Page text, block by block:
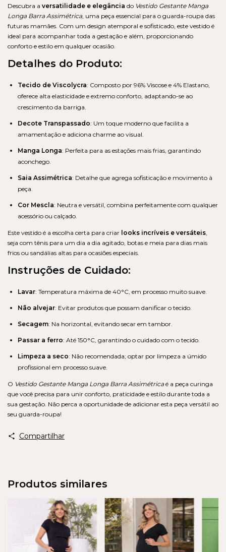
Descubra a versatilidade e elegância do Vestido Gestante Manga
Longa Barra Assimétrica , uma peça essencial para o guarda-roupa das
futuras mamães. Com um design atemporal e sofisticado, este vestido é
ideal para acompanhar toda a gestação e além, proporcionando
conforto e estilo em qualquer ocasião.
Detalhes do Produto:
Tecido de Viscolycra: Composto por 96% Viscose e 4% Elastano,
oferece alta elasticidade e extremo conforto, adaptando-se ao
crescimento da barriga.
Decote Transpassado: Um toque moderno que facilita a
amamentação e adiciona charme ao visual.
Manga Longa: Perfeita para as estações mais frias, garantindo
aconchego.
Saia Assimétrica: Detalhe que agrega sofisticação e movimento à
peça.
Cor Mescla: Neutra e versátil, combina perfeitamente com qualquer
acessório ou calçado.
Este vestido é a escolha certa para criar looks incríveis e versáteis
seja com tênis para um dia a dia agitado, botas e meia para dias mais
frios ou sandálias altas para ocasiões especiais.
Instruções de Cuidado:
Lavar: Temperatura máxima de 40°C, em processo muito suave.
Não alvejar: Evitar produtos que possam danificar o tecido.
Secagem: Na horizontal, evitando secar em tambor.
Passar a ferro: Até 150°C, garantindo o cuidado com o tecido.
Limpeza a seco: Não recomendada; optar por limpeza a úmido
profissional em processo suave.
O Vestido Gestante Manga Longa Barra Assimétrica é a peça curinga
que você precisa para unir conforto, praticidade e estilo durante toda a
sua gestação. Não perca a oportunidade de adicionar esta peça versátil ao
seu guarda-roupa!
Compartilhar
Produtos similares